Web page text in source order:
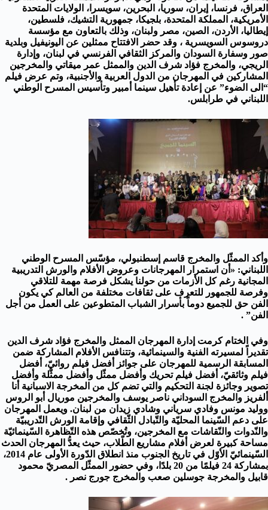
العراق، فرنسا، إيران، سوريا، البحرين، سويسرا، الولايات المتحدة
الأمريكية، المملكة المتحدة، بلجيكا، جمهورية التشيك، فلسطين،
إيطاليا، الأردن، الصين، مصر ولبنان، وذلك بالتعاون مع مؤسسة
دروسوس السويسرية ، وقد حضر الافتتاح ممثلين عن اليونيفيل وبلدية
صور وسفارة السودان والمركز الثقافي الفرنسي في لبنان، وإدارة
الريجي، والمخرج فؤاد شرف الدين والممثل عمر ميقاتي والمخرجين
المشاركين في المهرجان من الدول العربية والأجنبية، وتم عرض فيلم
“الى الضوء” عن إعادة تأهيل سينما أمبير وتأسيس المسرح الوطني
اللبناني في طرابلس.
وأكد الممثّل والمخرج قاسم إسطنبولي، مؤسّس المسرح الوطني
اللبناني: «أن استمرار المهرجانات وعروض الأفلام والورش التدريبية
المجانية رغم كل الأزمات من حولنا يشكل فرصة مهمة للتلاقي
وفرصة للجمهور للتعرف على ثقافات مختلفة من العالم كي يكون
الفن حق للجميع دوماً بأسرار الشباب المتطوعين على العمل من أجل
الفن” .
وفي الختام كرمت إدارة المهرجان الممثل والمخرج فؤاد شرف الدين
تقديراً لمسيرته الفنية والسينمائية، وتتنافس الأفلام المشاركة ضمن
المسابقة الرسمية للمهرجان على جوائز أفضل فيلم روائيّ، أفضل
فيلم وثائقيّ، أفضل فيلم تحريك وأفضل ممثّل وأفضل ممثّلة وأفضل
تصوير وجائزة لجنة التحكيم والتي تضم كل من المخرجة الاسبانية أنا
ألفريز والمخرج السوداني ناصر يوسف والمخرجين موريال أبو الروس
ووليد مونس وفادي سرياني وشادي زيدان من لبنان. ويعمل المهرجان
على دعم السّينما المحليّة والتّبادل الثّقافي وإقامة الورش التّدريبيّة
والنّدوات والنّقاشات مع المخرجين، وتُخصّص هذه التّظاهرة السّينمائيّة
مساحة كبيرة لعرض أفلام مشاريع الطّلاب، حيث يعدُّ المهرجان الحدث
السّينمائيّ الأوّل في تاريخ الجنوب منذ انطلاق الدّورة الأولى عام 2014،
بمشاركة 24 فيلمًا من 20 بلدًا، وفي حضور الممثّل المصريّ محمود
قابيل والمخرجة جوسلين صعب والمخرج جورج نصر .